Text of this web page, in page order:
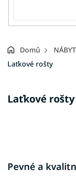
Domů
Laťkové rošty
Laťkové rošty
Pevné a